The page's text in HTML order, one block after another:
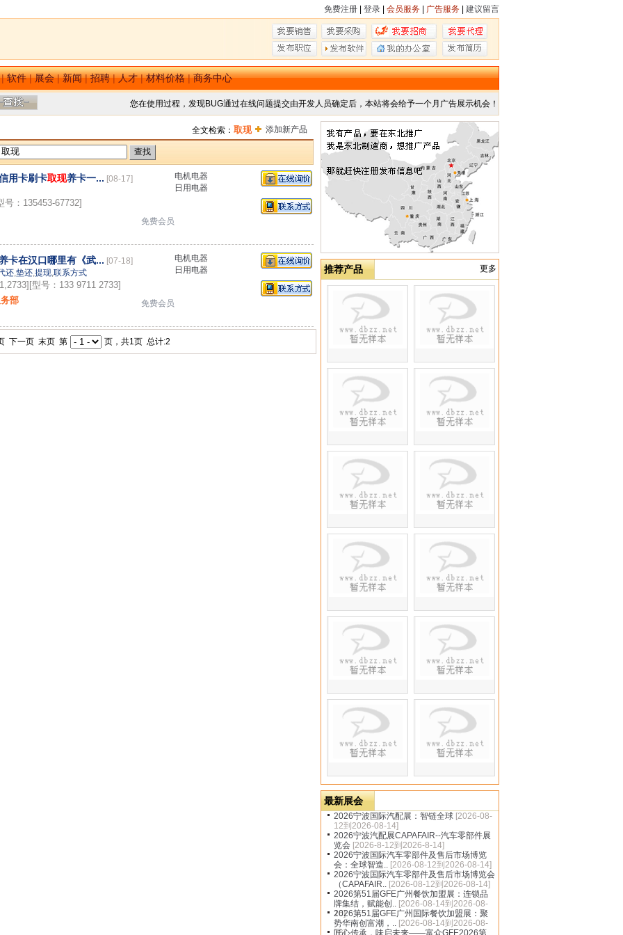
免费注册 登录 会员服务 广告服务 建议留言
软件|展会|新闻|招聘|人才|材料价格|商务中心
您在使用过程，发现BUG通过在线问题提交由开发人员确定后，本站将会给予一个月广告展示机会！
全文检索： 取现 添加新产品
用卡刷卡取现养卡一... [08-17]
号：135453-67732]
免费会员
电机电器
日用电器
卡在汉口哪里有《武... [07-18]
还,垫还,提现,联系方式
型号：133 9711 2733]
部
免费会员
电机电器
日用电器
下一页 末页 第 页，共1页 总计:2
推荐产品 更多
最新展会
2026宁波国际汽配展：智链全球 [2026-08-
12到2026-08-14]
2026宁波汽配展CAPAFAIR--汽车零部件展
览会 [2026-8-12到2026-8-14]
2026宁波国际汽车零部件及售后市场博览
会：全球智造.. [2026-08-12到2026-08-14]
2026宁波国际汽车零部件及售后市场博览会
（CAPAFAIR.. [2026-08-12到2026-08-14]
2026第51届GFE广州餐饮加盟展：连锁品
牌集结，赋能创.. [2026-08-14到2026-08-
16]
2026第51届GFE广州国际餐饮加盟展：聚
势华南创富潮，.. [2026-08-14到2026-08-
16]
匠心传承，味启未来——富众GFE2026第